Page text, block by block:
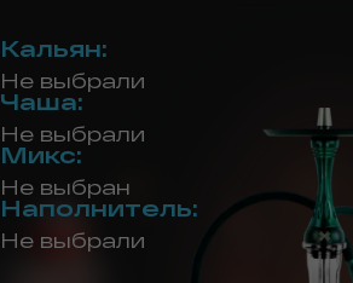
Кальян:
Не выбрали
Чаша:
Не выбрали
Микс:
Не выбран
Наполнитель:
Не выбрали